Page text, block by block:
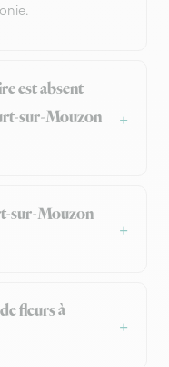
est absent
sur-Mouzon
sur-Mouzon
fleurs à